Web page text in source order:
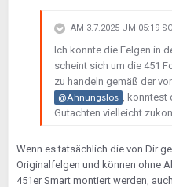
AM 3.7.2025 UM 05:19
Ich konnte die Felgen in
scheint sich um die 451
zu handeln gemäß der
@Ahnungslos , könntest
Gutachten vielleicht
Wenn es tatsächlich die von Dir
Originalfelgen und können ohne
451er Smart montiert werden,